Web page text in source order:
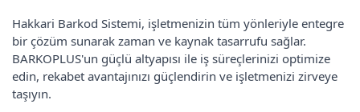
Hakkari Barkod Sistemi, işletmenizin tüm yönleriyle entegre
bir çözüm sunarak zaman ve kaynak tasarrufu sağlar.
BARKOPLUS'un güçlü altyapısı ile iş süreçlerinizi optimize
edin, rekabet avantajınızı güçlendirin ve işletmenizi zirveye
taşıyın.